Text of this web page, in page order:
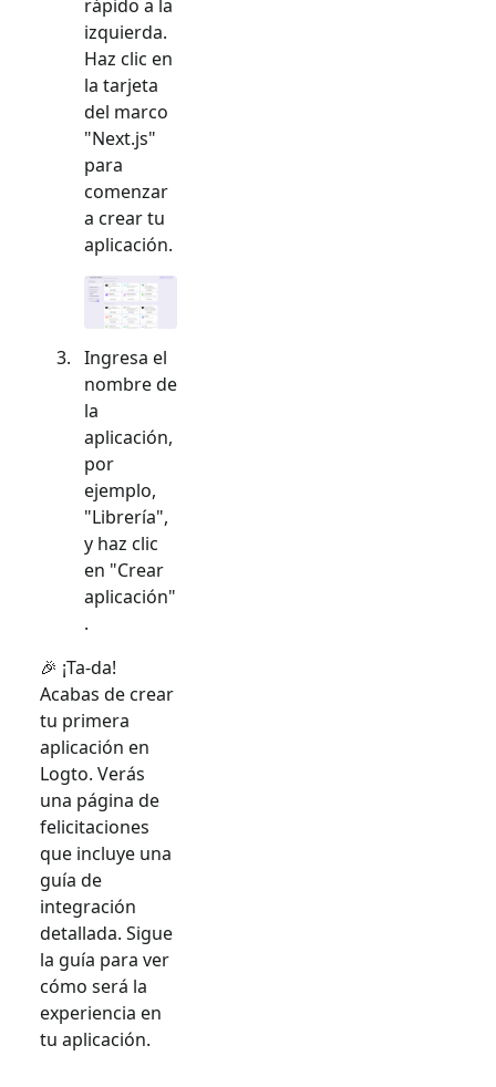
rápido a la
izquierda.
Haz clic en
la tarjeta
del marco
"Next.js"
para
comenzar
a crear tu
aplicación.
Ingresa el
nombre de
la
aplicación,
por
ejemplo,
"Librería",
y haz clic
en "Crear
aplicación"
.
🎉 ¡Ta-da!
Acabas de crear
tu primera
aplicación en
Logto. Verás
una página de
felicitaciones
que incluye una
guía de
integración
detallada. Sigue
la guía para ver
cómo será la
experiencia en
tu aplicación.